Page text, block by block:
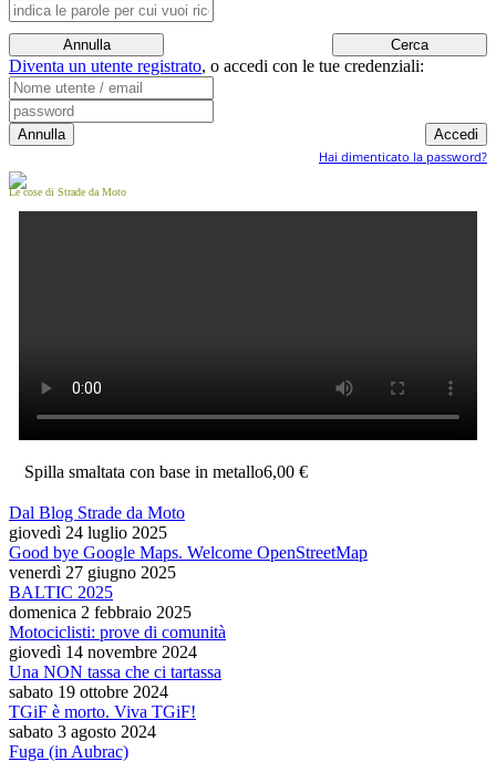
Diventa un utente registrato, o accedi con le tue credenziali:
Hai dimenticato la password?
Le cose di Strade da Moto
Spilla smaltata con base in metallo6,00 €
Dal Blog Strade da Moto
giovedì 24 luglio 2025
Good bye Google Maps. Welcome OpenStreetMap
venerdì 27 giugno 2025
BALTIC 2025
domenica 2 febbraio 2025
Motociclisti: prove di comunità
giovedì 14 novembre 2024
Una NON tassa che ci tartassa
sabato 19 ottobre 2024
TGiF è morto. Viva TGiF!
sabato 3 agosto 2024
Fuga (in Aubrac)